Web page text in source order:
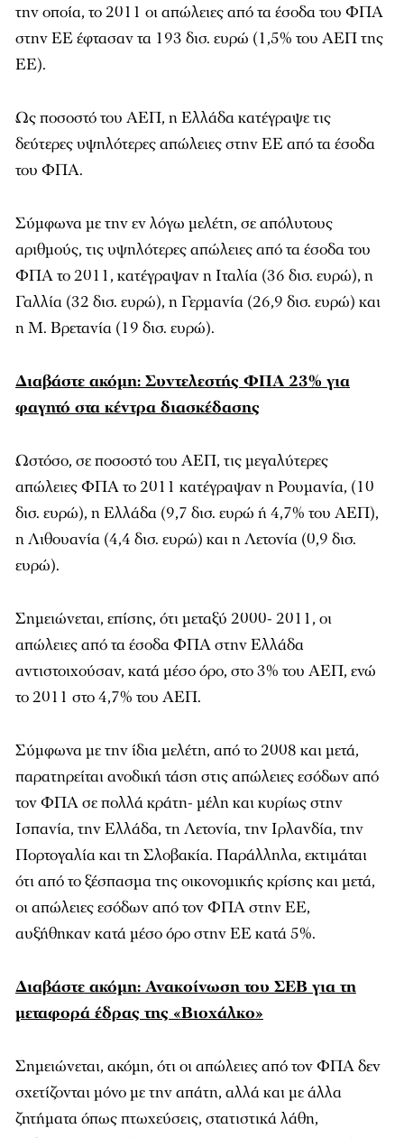
την οποία, το 2011 οι απώλειες από τα έσοδα του ΦΠΑ
στην ΕΕ έφτασαν τα 193 δισ. ευρώ (1,5% του ΑΕΠ της
ΕΕ).
Ως ποσοστό του ΑΕΠ, η Ελλάδα κατέγραψε τις
δεύτερες υψηλότερες απώλειες στην ΕΕ από τα έσοδα
του ΦΠΑ.
Σύμφωνα με την εν λόγω μελέτη, σε απόλυτους
αριθμούς, τις υψηλότερες απώλειες από τα έσοδα του
ΦΠΑ το 2011, κατέγραψαν η Ιταλία (36 δισ. ευρώ), η
Γαλλία (32 δισ. ευρώ), η Γερμανία (26,9 δισ. ευρώ) και
η Μ. Βρετανία (19 δισ. ευρώ).
Διαβάστε ακόμη: Συντελεστής ΦΠΑ 23% για
φαγητό στα κέντρα διασκέδασης
Ωστόσο, σε ποσοστό του ΑΕΠ, τις μεγαλύτερες
απώλειες ΦΠΑ το 2011 κατέγραψαν η Ρουμανία, (10
δισ. ευρώ), η Ελλάδα (9,7 δισ. ευρώ ή 4,7% του ΑΕΠ),
η Λιθουανία (4,4 δισ. ευρώ) και η Λετονία (0,9 δισ.
ευρώ).
Σημειώνεται, επίσης, ότι μεταξύ 2000- 2011, οι
απώλειες από τα έσοδα ΦΠΑ στην Ελλάδα
αντιστοιχούσαν, κατά μέσο όρο, στο 3% του ΑΕΠ, ενώ
το 2011 στο 4,7% του ΑΕΠ.
Σύμφωνα με την ίδια μελέτη, από το 2008 και μετά,
παρατηρείται ανοδική τάση στις απώλειες εσόδων από
τον ΦΠΑ σε πολλά κράτη- μέλη και κυρίως στην
Ισπανία, την Ελλάδα, τη Λετονία, την Ιρλανδία, την
Πορτογαλία και τη Σλοβακία. Παράλληλα, εκτιμάται
ότι από το ξέσπασμα της οικονομικής κρίσης και μετά,
οι απώλειες εσόδων από τον ΦΠΑ στην ΕΕ,
αυξήθηκαν κατά μέσο όρο στην ΕΕ κατά 5%.
Διαβάστε ακόμη: Ανακοίνωση του ΣΕΒ για τη
μεταφορά έδρας της «Βιοχάλκο»
Σημειώνεται, ακόμη, ότι οι απώλειες από τον ΦΠΑ δεν
σχετίζονται μόνο με την απάτη, αλλά και με άλλα
ζητήματα όπως πτωχεύσεις, στατιστικά λάθη,